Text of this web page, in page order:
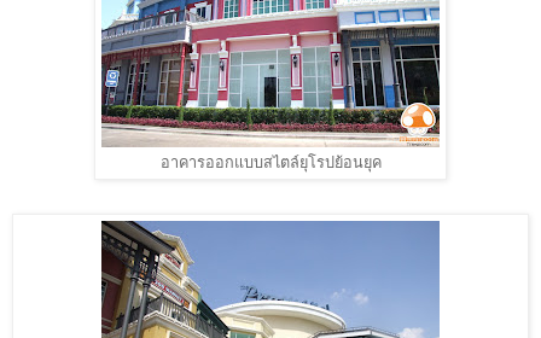
อาคารออกแบบสไตล์ยุโรปย้อนยุค